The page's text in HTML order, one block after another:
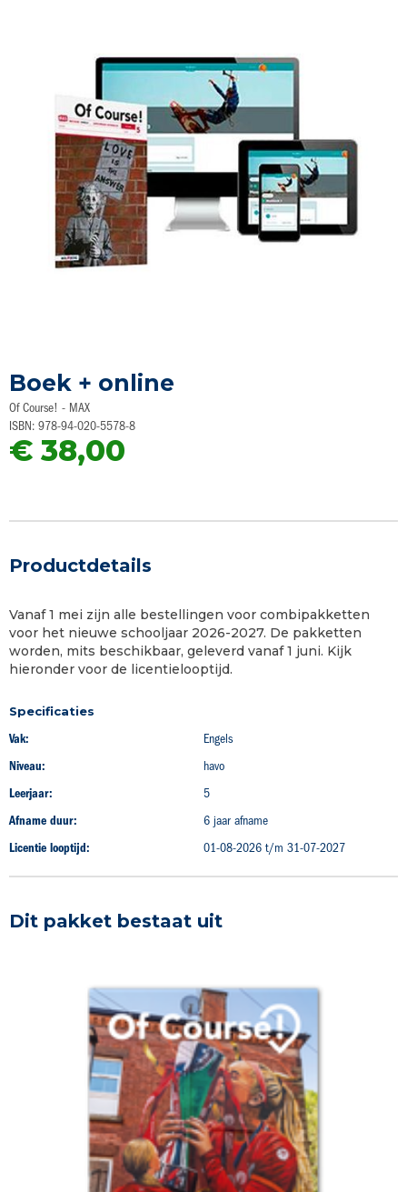
Boek + online
Of Course! - MAX
ISBN: 978-94-020-5578-8
€ 38,00
het
begin
van
de
afbeeldingen-
Productdetails
Vanaf 1 mei zijn alle bestellingen voor combipakketten
voor het nieuwe schooljaar 2026-2027. De pakketten
worden, mits beschikbaar, geleverd vanaf 1 juni. Kijk
hieronder voor de licentielooptijd.
Specificaties
Vak:
Engels
Niveau:
havo
Leerjaar:
5
Afname duur:
6 jaar afname
Licentie looptijd:
01-08-2026 t/m 31-07-2027
Dit pakket bestaat uit